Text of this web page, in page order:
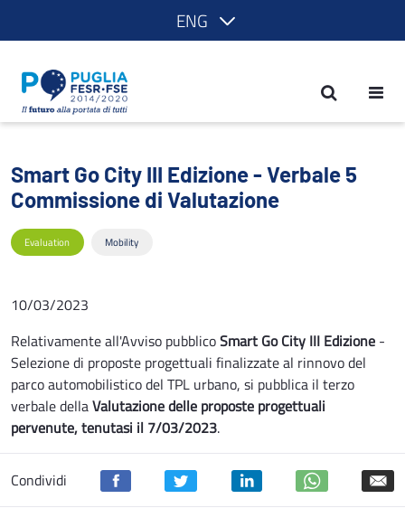
ENG
Smart Go City III Edizione - Verbale 5
Smart Go City III Edizione - Verbale 5
Commissione di Valutazione
Evaluation Mobility
10/03/2023
Relativamente all'Avviso pubblicoSmart Go City III Edizione -
Selezione di proposte progettuali finalizzate al rinnovo del
parco automobilistico del TPL urbano, si pubblica il terzo
verbale dellaValutazione delle proposte progettuali
pervenute, tenutasi il 7/03/2023.
Condividi